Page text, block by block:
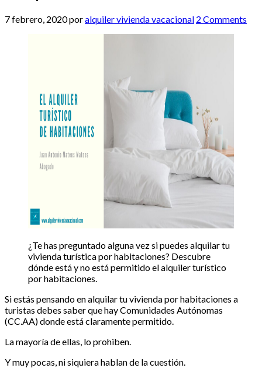
7 febrero, 2020poralquiler vivienda vacacional 2 Comments
¿Te has preguntado alguna vez si puedes alquilar tu
vivienda turística por habitaciones? Descubre
dónde está y no está permitido el alquiler turístico
por habitaciones.
Si estás pensando en alquilar tu vivienda por habitaciones a
turistas debes saber que hay Comunidades Autónomas
(CC.AA) donde está claramente permitido.
La mayoría de ellas, lo prohiben.
Y muy pocas, ni siquiera hablan de la cuestión.